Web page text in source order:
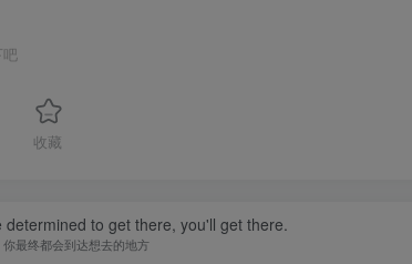
吧
收藏
to get there, you'll get there.
最终都会到达想去的地方